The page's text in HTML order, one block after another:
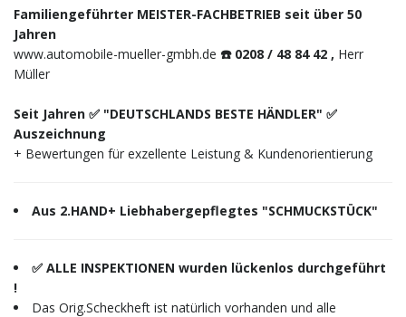
Familiengeführter MEISTER-FACHBETRIEB seit über 50
Jahren
www.automobile-mueller-gmbh.de ☎️ 0208 / 48 84 42 , Herr
Müller
Seit Jahren ✅ "DEUTSCHLANDS BESTE HÄNDLER" ✅
Auszeichnung
+ Bewertungen für exzellente Leistung & Kundenorientierung
Aus 2.HAND+ Liebhabergepflegtes "SCHMUCKSTÜCK"
✅ ALLE INSPEKTIONEN wurden lückenlos durchgeführt
!
Das Orig.Scheckheft ist natürlich vorhanden und alle